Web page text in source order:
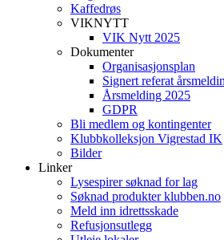
Kaffedrøs
VIKNYTT
VIK Nytt 2025
Dokumenter
Organisasjonsplan
Signert referat
Årsmelding 2025
GDPR
Bli medlem og kontingenter
Klubbkolleksjon Vigrestad IK
Bilder
Linker
Lysespirer søknad for lag
Søknad produkter klubben.no
Meld inn idrettsskade
Refusjonsutlegg